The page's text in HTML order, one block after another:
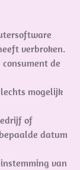
verbroken.
de
mogelijk
of
datum
van